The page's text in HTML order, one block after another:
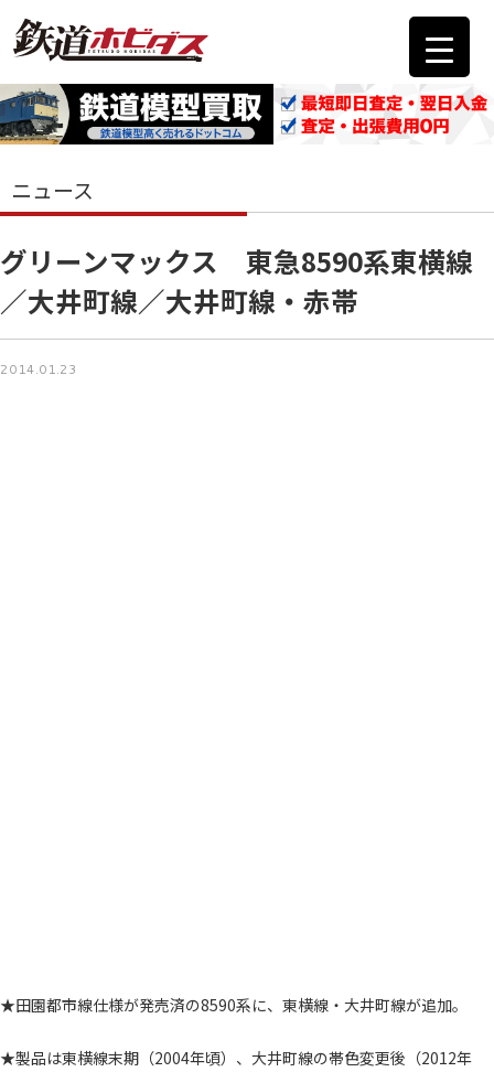
ニュース
グリーンマックス 東急8590系東横線
／大井町線／大井町線・赤帯
2014.01.23
★田園都市線仕様が発売済の8590系に、東横線・大井町線が追加。
★製品は東横線末期（2004年頃）、大井町線の帯色変更後（2012年